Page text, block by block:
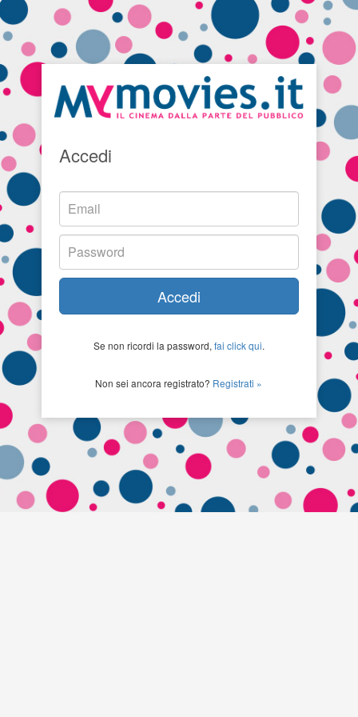
Accedi
Accedi
Se non ricordi la password, fai click qui.
Non sei ancora registrato? Registrati »